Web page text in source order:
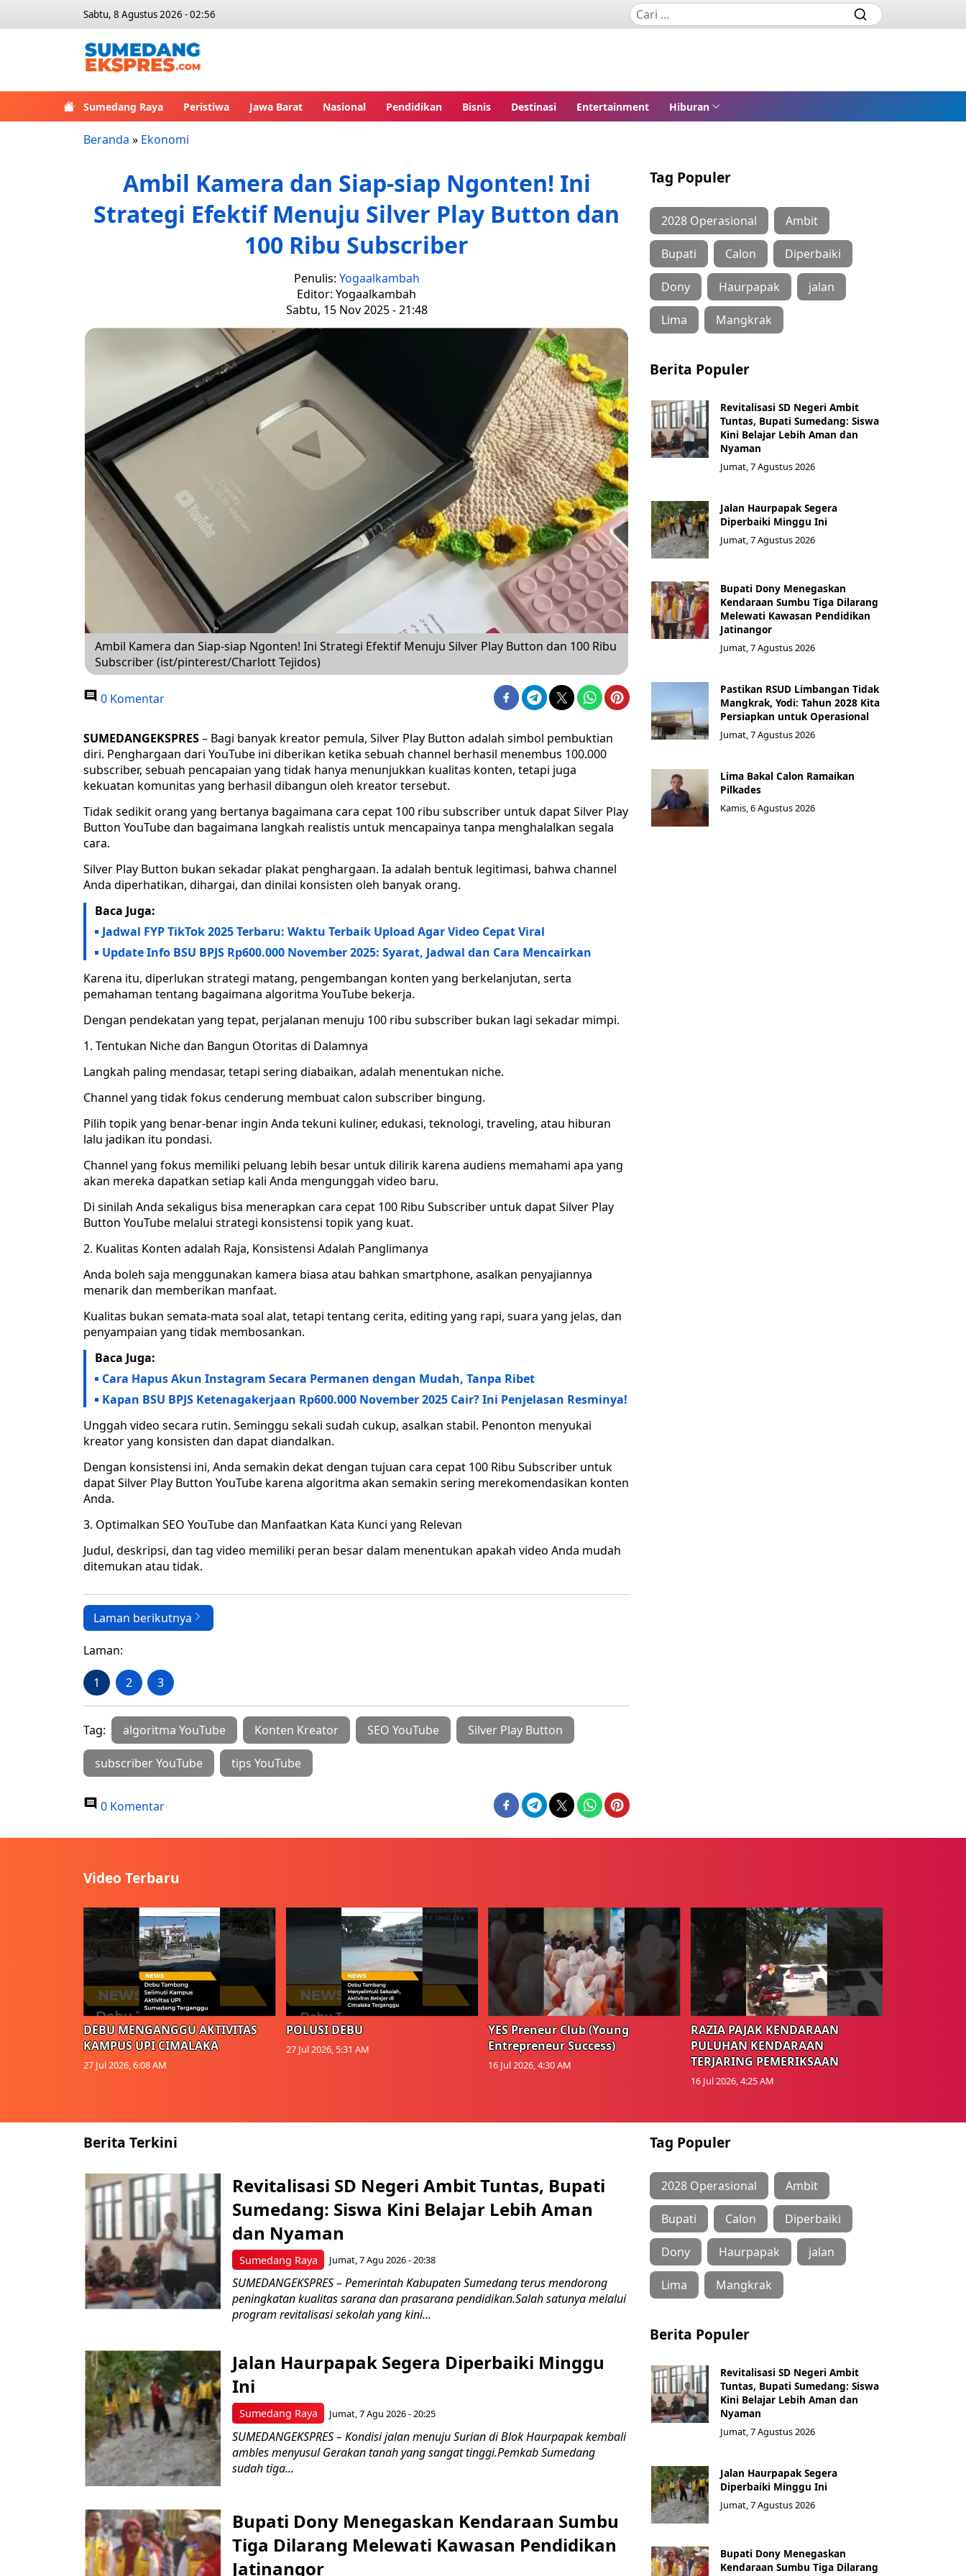
Sabtu, 8 Agustus 2026 - 02:56
Sumedang Raya Peristiwa Jawa Barat Nasional Pendidikan Bisnis Destinasi Entertainment Hiburan
Beranda » Ekonomi
Ambil Kamera dan Siap-siap Ngonten! Ini
Strategi Efektif Menuju Silver Play Button dan
100 Ribu Subscriber
Penulis: Yogaalkambah
Editor: Yogaalkambah
Sabtu, 15 Nov 2025 - 21:48
Ambil Kamera dan Siap-siap Ngonten! Ini Strategi Efektif Menuju Silver Play Button dan 100 Ribu
Subscriber (ist/pinterest/Charlott Tejidos)
0 Komentar
SUMEDANGEKSPRES– Bagi banyak kreator pemula, Silver Play Button adalah simbol pembuktian
diri. Penghargaan dari YouTube ini diberikan ketika sebuah channel berhasil menembus 100.000
subscriber, sebuah pencapaian yang tidak hanya menunjukkan kualitas konten, tetapi juga
kekuatan komunitas yang berhasil dibangun oleh kreator tersebut.
Tidak sedikit orang yang bertanya bagaimana cara cepat 100 ribu subscriber untuk dapat Silver Play
Button YouTube dan bagaimana langkah realistis untuk mencapainya tanpa menghalalkan segala
cara.
Silver Play Button bukan sekadar plakat penghargaan. Ia adalah bentuk legitimasi, bahwa channel
Anda diperhatikan, dihargai, dan dinilai konsisten oleh banyak orang.
Baca Juga:
Jadwal FYP TikTok 2025 Terbaru: Waktu Terbaik Upload Agar Video Cepat Viral
Update Info BSU BPJS Rp600.000 November 2025: Syarat, Jadwal dan Cara Mencairkan
Karena itu, diperlukan strategi matang, pengembangan konten yang berkelanjutan, serta
pemahaman tentang bagaimana algoritma YouTube bekerja.
Dengan pendekatan yang tepat, perjalanan menuju 100 ribu subscriber bukan lagi sekadar mimpi.
1. Tentukan Niche dan Bangun Otoritas di Dalamnya
Langkah paling mendasar, tetapi sering diabaikan, adalah menentukan niche.
Channel yang tidak fokus cenderung membuat calon subscriber bingung.
Pilih topik yang benar-benar ingin Anda tekuni kuliner, edukasi, teknologi, traveling, atau hiburan
lalu jadikan itu pondasi.
Channel yang fokus memiliki peluang lebih besar untuk dilirik karena audiens memahami apa yang
akan mereka dapatkan setiap kali Anda mengunggah video baru.
Di sinilah Anda sekaligus bisa menerapkan cara cepat 100 Ribu Subscriber untuk dapat Silver Play
Button YouTube melalui strategi konsistensi topik yang kuat.
2. Kualitas Konten adalah Raja, Konsistensi Adalah Panglimanya
Anda boleh saja menggunakan kamera biasa atau bahkan smartphone, asalkan penyajiannya
menarik dan memberikan manfaat.
Kualitas bukan semata-mata soal alat, tetapi tentang cerita, editing yang rapi, suara yang jelas, dan
penyampaian yang tidak membosankan.
Baca Juga:
Cara Hapus Akun Instagram Secara Permanen dengan Mudah, Tanpa Ribet
Kapan BSU BPJS Ketenagakerjaan Rp600.000 November 2025 Cair? Ini Penjelasan Resminya!
Unggah video secara rutin. Seminggu sekali sudah cukup, asalkan stabil. Penonton menyukai
kreator yang konsisten dan dapat diandalkan.
Dengan konsistensi ini, Anda semakin dekat dengan tujuan cara cepat 100 Ribu Subscriber untuk
dapat Silver Play Button YouTube karena algoritma akan semakin sering merekomendasikan konten
Anda.
3. Optimalkan SEO YouTube dan Manfaatkan Kata Kunci yang Relevan
Judul, deskripsi, dan tag video memiliki peran besar dalam menentukan apakah video Anda mudah
ditemukan atau tidak.
Laman berikutnya
Laman:
1 2 3
Tag: algoritma YouTube Konten Kreator SEO YouTube Silver Play Button
subscriber YouTube tips YouTube
0 Komentar
Tag Populer
2028 Operasional Ambit
Bupati Calon Diperbaiki
Dony Haurpapak jalan
Lima Mangkrak
Berita Populer
Revitalisasi SD Negeri Ambit
Tuntas, Bupati Sumedang: Siswa
Kini Belajar Lebih Aman dan
Nyaman
Jumat, 7 Agustus 2026
Jalan Haurpapak Segera
Diperbaiki Minggu Ini
Jumat, 7 Agustus 2026
Bupati Dony Menegaskan
Kendaraan Sumbu Tiga Dilarang
Melewati Kawasan Pendidikan
Jatinangor
Jumat, 7 Agustus 2026
Pastikan RSUD Limbangan Tidak
Mangkrak, Yodi: Tahun 2028 Kita
Persiapkan untuk Operasional
Jumat, 7 Agustus 2026
Lima Bakal Calon Ramaikan
Pilkades
Kamis, 6 Agustus 2026
Video Terbaru
DEBU MENGANGGU AKTIVITAS
KAMPUS UPI CIMALAKA
27 Jul 2026, 6:08 AM
POLUSI DEBU
27 Jul 2026, 5:31 AM
YES Preneur Club (Young
Entrepreneur Success)
16 Jul 2026, 4:30 AM
RAZIA PAJAK KENDARAAN
PULUHAN KENDARAAN
TERJARING PEMERIKSAAN
16 Jul 2026, 4:25 AM
Berita Terkini
Sumedang Raya
Revitalisasi SD Negeri Ambit Tuntas, Bupati
Sumedang: Siswa Kini Belajar Lebih Aman
dan Nyaman
Jumat, 7 Agu 2026 - 20:38
SUMEDANGEKSPRES – Pemerintah Kabupaten Sumedang terus mendorong
peningkatan kualitas sarana dan prasarana pendidikan.Salah satunya melalui
program revitalisasi sekolah yang kini...
Sumedang Raya
Jalan Haurpapak Segera Diperbaiki Minggu
Ini
Jumat, 7 Agu 2026 - 20:25
SUMEDANGEKSPRES – Kondisi jalan menuju Surian di Blok Haurpapak kembali
ambles menyusul Gerakan tanah yang sangat tinggi.Pemkab Sumedang
sudah tiga...
Bupati Dony Menegaskan Kendaraan Sumbu
Tiga Dilarang Melewati Kawasan Pendidikan
Jatinangor
Tag Populer
2028 Operasional Ambit
Bupati Calon Diperbaiki
Dony Haurpapak jalan
Lima Mangkrak
Berita Populer
Revitalisasi SD Negeri Ambit
Tuntas, Bupati Sumedang: Siswa
Kini Belajar Lebih Aman dan
Nyaman
Jumat, 7 Agustus 2026
Jalan Haurpapak Segera
Diperbaiki Minggu Ini
Jumat, 7 Agustus 2026
Bupati Dony Menegaskan
Kendaraan Sumbu Tiga Dilarang